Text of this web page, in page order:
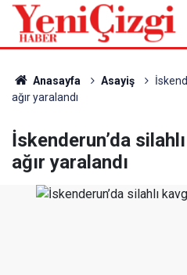
Anasayfa Asayiş
ağır yaralandı
İskenderun’da
ağır yaralandı